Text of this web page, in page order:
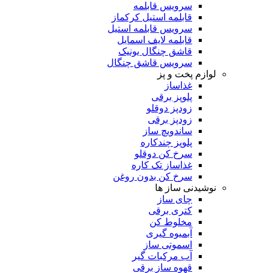
سرویس قابلمه
قابلمه استیل کرکماز
سرویس قابلمه استیل
قابلمه لایف اسمایل
قاشق چنگال یونیک
سرویس قاشق چنگال
لوازم پخت و پز
غذاساز
پلوپز برقی
زودپز دوقلو
زودپز برقی
ساندویچ ساز
پلوپز چندکاره
سرخ کن دوقلو
غذاساز تک کاره
سرخ کن بدون روغن
نوشیدنی ساز ها
چای ساز
کتری برقی
مخلوط کن
آبمیوه گیری
اسموتی ساز
آب مرکبات گیر
قهوه ساز برقی